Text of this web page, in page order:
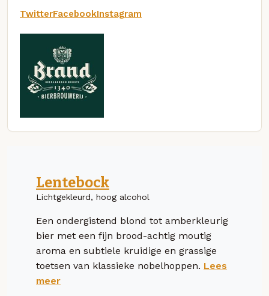
TwitterFacebookInstagram
Lentebock
Lichtgekleurd, hoog alcohol
Een ondergistend blond tot amberkleurig
bier met een fijn brood-achtig moutig
aroma en subtiele kruidige en grassige
toetsen van klassieke nobelhoppen. Lees
meer